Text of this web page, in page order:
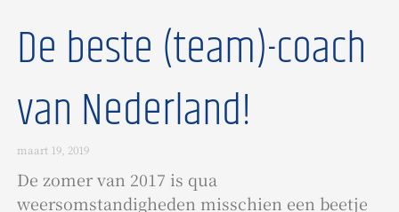
De beste (team)-coach
van Nederland!
maart 19, 2019
De zomer van 2017 is qua
weersomstandigheden misschien een beetje